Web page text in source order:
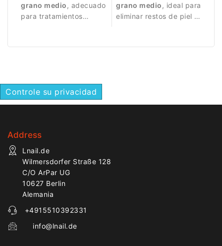
grano medio, adecuado
para tratamientos
grano medio, ideal para
eliminar restos de piel y
Controle su privacidad
Address
Lnail.de
Wilmersdorfer Straße 128
C/O ArPar UG
10627 Berlin
Alemania
+4915510392331
info@lnail.de